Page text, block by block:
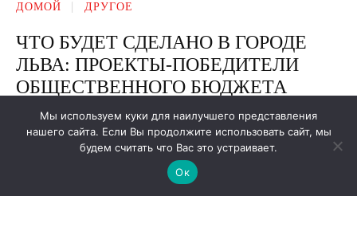
Мы используем куки для наилучшего представления
нашего сайта. Если Вы продолжите использовать сайт, мы
будем считать что Вас это устраивает.
Ок